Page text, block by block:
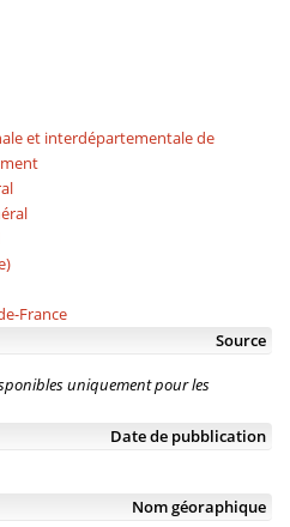
et interdépartementale de
France
Source
uniquement pour les
Date de pubblication
Nom géoraphique